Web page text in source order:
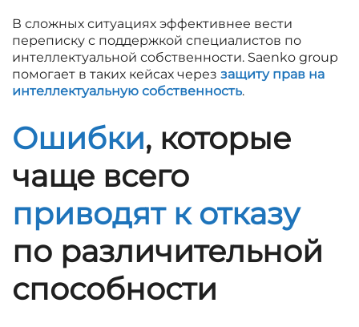
В сложных ситуациях эффективнее вести
переписку с поддержкой специалистов по
интеллектуальной собственности. Saenko group
помогает в таких кейсах через защиту прав на
интеллектуальную собственность.
Ошибки, которые
чаще всего
приводят к отказу
по различительной
способности